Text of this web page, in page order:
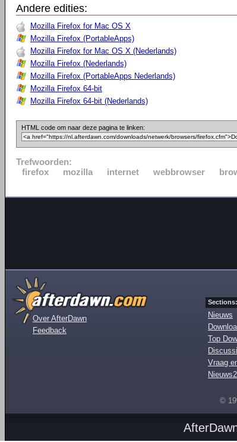
Andere edities:
Mozilla Firefox for Mac OS X
Mozilla Firefox (PortableApps)
Mozilla Firefox for Mac OS X (Nederlands)
Mozilla Firefox (Nederlands)
Mozilla Firefox (PortableApps Nederlands)
Mozilla Firefox 64-bit
Mozilla Firefox 64-bit (Nederlands)
HTML code om naar deze pagina te linken:
Trefwoorden:
firefox
mozilla internet webbrowser
Over AfterDawn
Feedback
Sections:
Nieuws
Top
Vraag
©